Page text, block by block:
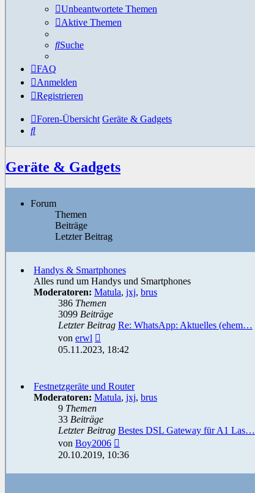
Unbeantwortete Themen
Aktive Themen
Suche
FAQ
Anmelden
Registrieren
Foren-Übersicht Geräte & Gadgets
Suche
Geräte & Gadgets
Forum
Themen
Beiträge
Letzter Beitrag
Handys & Smartphones
Alles rund um Handys und Smartphones
Moderatoren: Matula, jxj, brus
386 Themen
3099 Beiträge
Letzter Beitrag Re: WhatsApp: Aktuelles (ehem…
von erwl
Beitrag
05.11.2023, 18:42
Festnetzgeräte und Router
Moderatoren: Matula, jxj, brus
9 Themen
33 Beiträge
Letzter Beitrag Bestes DSL Gateway für A1 Las…
von Boy2006
Beitrag
20.10.2019, 10:36